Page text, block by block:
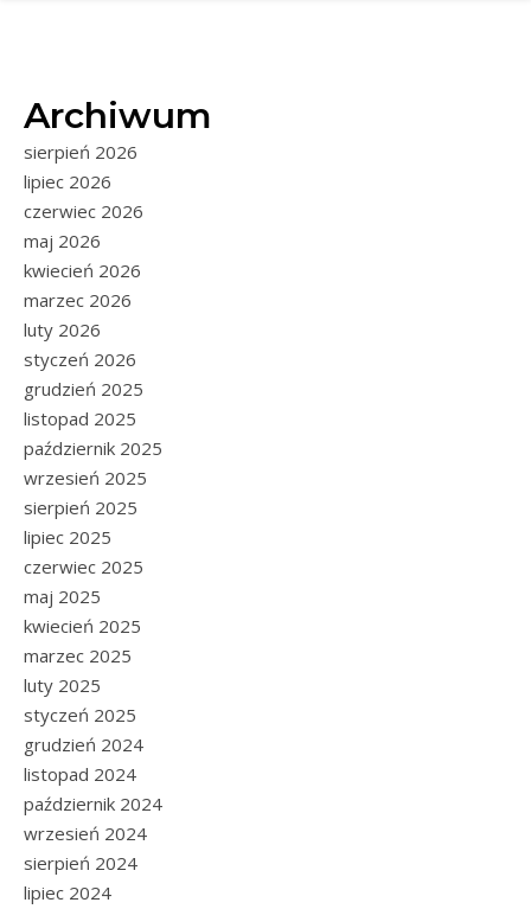
Archiwum
sierpień 2026
lipiec 2026
czerwiec 2026
maj 2026
kwiecień 2026
marzec 2026
luty 2026
styczeń 2026
grudzień 2025
listopad 2025
październik 2025
wrzesień 2025
sierpień 2025
lipiec 2025
czerwiec 2025
maj 2025
kwiecień 2025
marzec 2025
luty 2025
styczeń 2025
grudzień 2024
listopad 2024
październik 2024
wrzesień 2024
sierpień 2024
lipiec 2024